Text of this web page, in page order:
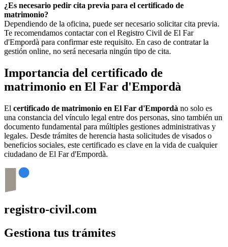
¿Es necesario pedir cita previa para el certificado de
matrimonio?
Dependiendo de la oficina, puede ser necesario solicitar cita previa.
Te recomendamos contactar con el Registro Civil de El Far
d'Empordà para confirmar este requisito. En caso de contratar la
gestión online, no será necesaria ningún tipo de cita.
Importancia del certificado de
matrimonio en El Far d'Empordà
El certificado de matrimonio en El Far d'Empordà no solo es
una constancia del vínculo legal entre dos personas, sino también un
documento fundamental para múltiples gestiones administrativas y
legales. Desde trámites de herencia hasta solicitudes de visados o
beneficios sociales, este certificado es clave en la vida de cualquier
ciudadano de El Far d'Empordà.
registro-civil.com
Gestiona tus trámites